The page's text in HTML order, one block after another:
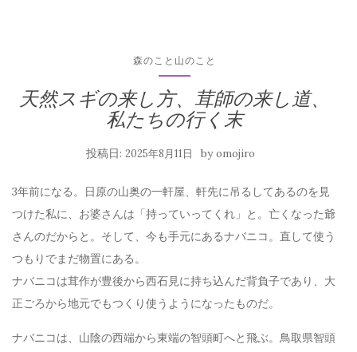
森のこと山のこと
天然スギの来し方、茸師の来し道、
私たちの行く末
投稿日: 2025年8月11日 byomojiro
3年前になる。日原の山奥の一軒屋、軒先に吊るしてあるのを見
つけた私に、お婆さんは「持っていってくれ」と。亡くなった爺
さんのだからと。そして、今も手元にあるナバニコ。直して使う
つもりでまだ物置にある。
ナバニコは茸作が豊後から西石見に持ち込んだ背負子であり、大
正ごろから地元でもつくり使うようになったものだ。
ナバニコは、山陰の西端から東端の智頭町へと飛ぶ。鳥取県智頭